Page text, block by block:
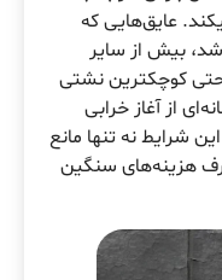
عایق‌هایی که
بیش از سایر
حتی کوچکترین نشتی
از آغاز خرابی
شرایط نه تنها مانع
هزینه‌های سنگین